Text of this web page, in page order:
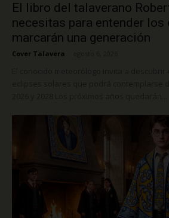
El libro del talaverano
necesitas para entender los
marcarán una generación
Cover Talavera